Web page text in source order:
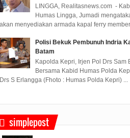
LINGGA, Realitasnews.com -
Humas Lingga, Jumadi
akan menyediakan armada kapal ferry
Polisi Bekuk Pembunuh Indria
Batam
Kapolda Kepri, Irjen Pol Drs Sam
Bersama Kabid Humas Polda
Drs S Erlangga (Fhoto : Humas Polda Kepri) ...
simplepost